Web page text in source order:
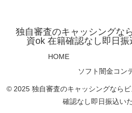
独自審査のキャッシングな
資ok 在籍確認なし即日振
HOME
ソフト闇金コン
© 2025 独自審査のキャッシングなら
確認なし即日振込い